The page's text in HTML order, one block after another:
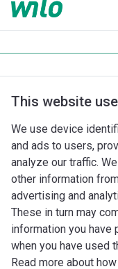
This website
We use device
and ads to users,
analyze our traffic.
other information
advertising and
These in turn may
information you have
when you have used
Read more about
Productinformatie